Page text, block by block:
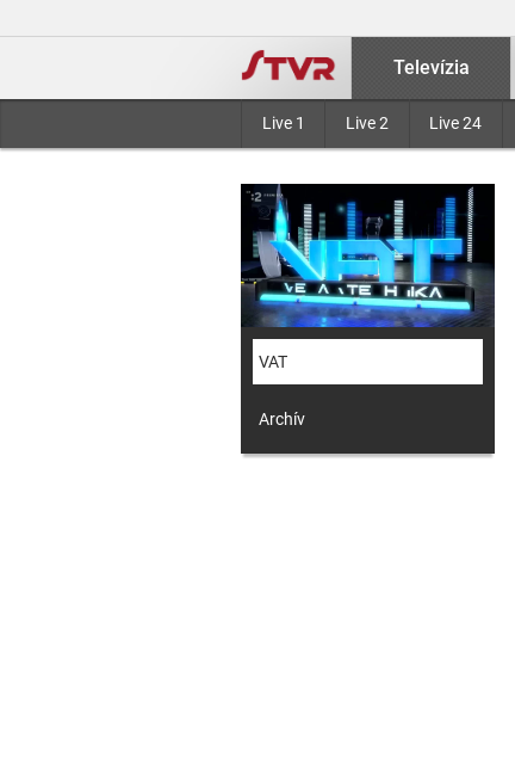
Televízia
Live 1 Live 2 Live 24
VAT
Archív